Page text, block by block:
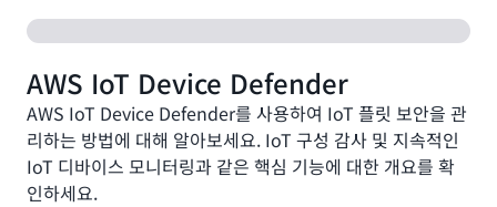
AWS IoT Device Defender
AWS IoT Device Defender를 사용하여 IoT 플릿 보안을 관
리하는 방법에 대해 알아보세요. IoT 구성 감사 및 지속적인
IoT 디바이스 모니터링과 같은 핵심 기능에 대한 개요를 확
인하세요.